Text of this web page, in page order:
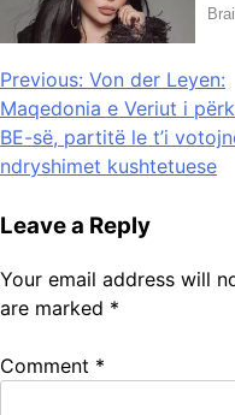
Post
navigation
Previous: Von der Leyen:
Maqedonia e Veriut i
BE-së, partitë le t’i
ndryshimet kushtetuese
Leave a Reply
Your email address will
are marked *
Comment *